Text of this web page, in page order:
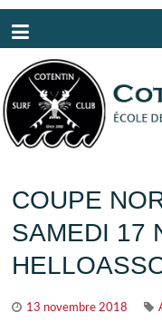
COUPE
SAMEDI 17
13 novembre 2018
Panneau de gestion des